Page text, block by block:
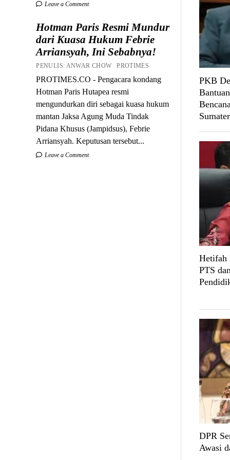
Leave a Comment
Hotman Paris Resmi Mundur
dari Kuasa Hukum Febrie
Arriansyah, Ini Sebabnya!
PENULIS: ANWAR CHOW PROTIMES
PROTIMES.CO - Pengacara kondang
Hotman Paris Hutapea resmi
mengundurkan diri sebagai kuasa hukum
mantan Jaksa Agung Muda Tindak
Pidana Khusus (Jampidsus), Febrie
Arriansyah. Keputusan tersebut...
Leave a Comment
PKB
Hetifah
PTS
DPR
Awasi